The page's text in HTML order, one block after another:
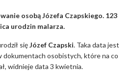
osobą Józefa Czapskiego. 123
urodzin malarza.
sięJózef Czapski. Taka data jest
dokumentach osobistych, które na co
widnieje data 3 kwietnia.